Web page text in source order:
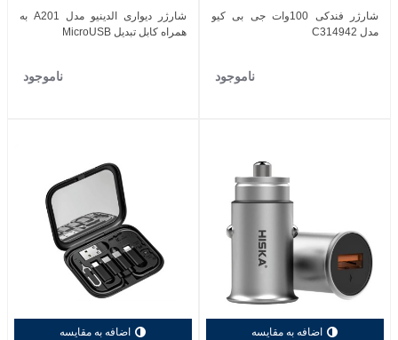
شارژر فندکی 100وات جی بی کیو
مدل C314942
ناموجود
شارژر دیواری الدینیو مدل A201 به
همراه کابل تبدیل MicroUSB
ناموجود
اضافه به مقایسه اضافه به مقایسه